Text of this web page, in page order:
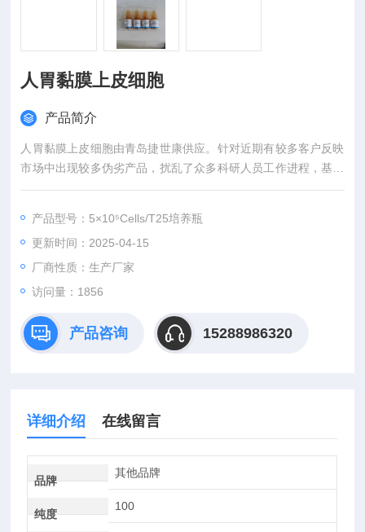
人胃黏膜上皮细胞
产品简介
人胃黏膜上皮细胞由青岛捷世康供应。针对近期有较多客户反映
市场中出现较多伪劣产品，扰乱了众多科研人员工作进程，基于
对我司产品质量的信息，我公司承诺凡在我公司购买ELISA试剂
计）可兑现iPhone、iPad、笔记本电脑、豪华双人旅游券等礼
品。
产品型号：5×10⁵Cells/T25培养瓶
更新时间：2025-04-15
厂商性质：生产厂家
访问量：1856
产品咨询 15288986320
详细介绍 在线留言
品牌
其他品牌
纯度
100